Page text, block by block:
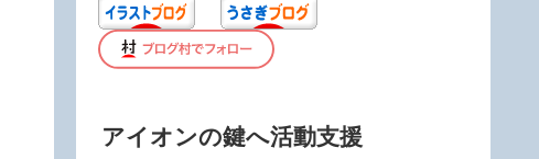
アイオンの鍵へ活動支援